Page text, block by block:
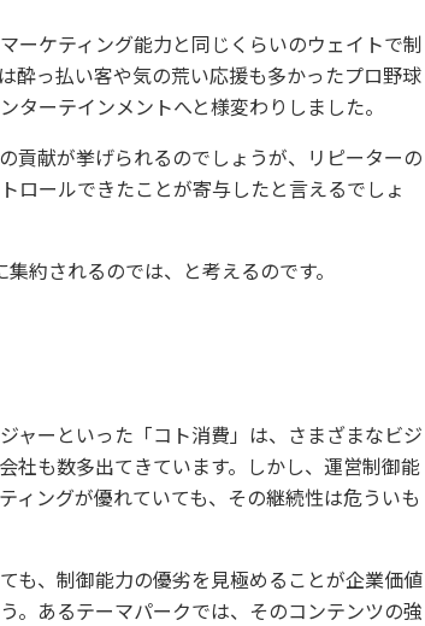
ーケティング能力と同じくらいのウェイトで制
酔っ払い客や気の荒い応援も多かったプロ野球
ーテインメントへと様変わりしました。
貢献が挙げられるのでしょうが、リピーターの
ロールできたことが寄与したと言えるでしょ
約されるのでは、と考えるのです。
ャーといった「コト消費」は、さまざまなビジ
社も数多出てきています。しかし、運営制御能
ィングが優れていても、その継続性は危ういも
も、制御能力の優劣を見極めることが企業価値
。あるテーマパークでは、そのコンテンツの強